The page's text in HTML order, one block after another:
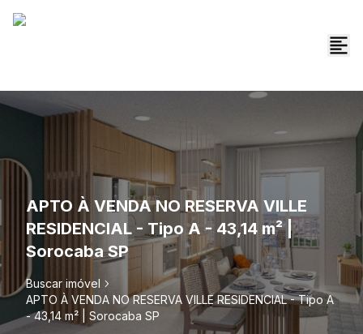
APTO À VENDA NO RESERVA VILLE
RESIDENCIAL - Tipo A - 43,14 m² |
Sorocaba SP
Buscar imóvel
APTO À VENDA NO RESERVA VILLE RESIDENCIAL - Tipo A
- 43,14 m² | Sorocaba SP